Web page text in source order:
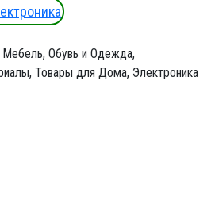
Мебель, Обувь и Одежда,
Товары для Дома, Электроника